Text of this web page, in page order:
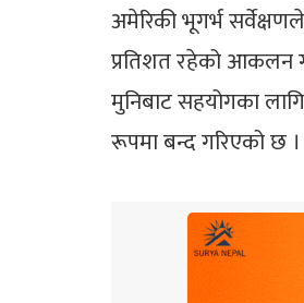
अमेरिकी भूगर्भ
प्रतिशत रहेको आकलन
मुनिबाट सहयोगका
रूपमा बन्द गरिएको छ ।